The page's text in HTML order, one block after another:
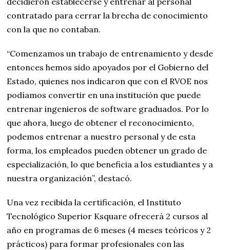
contratado para cerrar la brecha de conocimiento
con la que no contaban.
“Comenzamos un trabajo de entrenamiento y desde
entonces hemos sido apoyados por el Gobierno del
Estado, quienes nos indicaron que con el RVOE nos
podíamos convertir en una institución que puede
entrenar ingenieros de software graduados. Por lo
que ahora, luego de obtener el reconocimiento,
podemos entrenar a nuestro personal y de esta
forma, los empleados pueden obtener un grado de
especialización, lo que beneficia a los estudiantes y a
nuestra organización”, destacó.
Una vez recibida la certificación, el Instituto
Tecnológico Superior Ksquare ofrecerá 2 cursos al
año en programas de 6 meses (4 meses teóricos y 2
prácticos) para formar profesionales con las